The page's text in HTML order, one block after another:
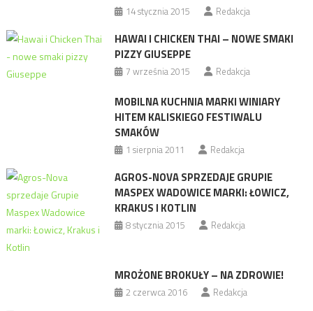
14 stycznia 2015 Redakcja
HAWAI I CHICKEN THAI – NOWE SMAKI
PIZZY GIUSEPPE
7 września 2015 Redakcja
MOBILNA KUCHNIA MARKI WINIARY
HITEM KALISKIEGO FESTIWALU
SMAKÓW
1 sierpnia 2011 Redakcja
AGROS-NOVA SPRZEDAJE GRUPIE
MASPEX WADOWICE MARKI: ŁOWICZ,
KRAKUS I KOTLIN
8 stycznia 2015 Redakcja
MROŻONE BROKUŁY – NA ZDROWIE!
2 czerwca 2016 Redakcja